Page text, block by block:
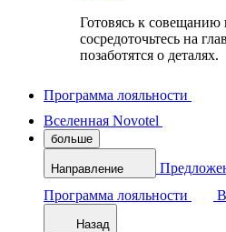
Готовясь к совещанию
сосредоточьтесь на
позаботятся о деталях.
Программа лояльности
Вселенная Novotel
больше
Направление
Программа лояльности
Назад